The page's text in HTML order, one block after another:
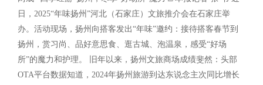
日，2025“年味扬州”河北（石家庄）文旅推介会在石家庄举
办。活动现场，扬州向搭客发出“年味”邀约：接待搭客春节到
扬州，赏习尚、品好意思食、逛古城、泡温泉，感受“好场
所”的魔力和护理。 旧年以来，扬州文旅商场成绩斐然：头部
OTA平台数据知道，2024年扬州旅游到达东说念主次同比增长